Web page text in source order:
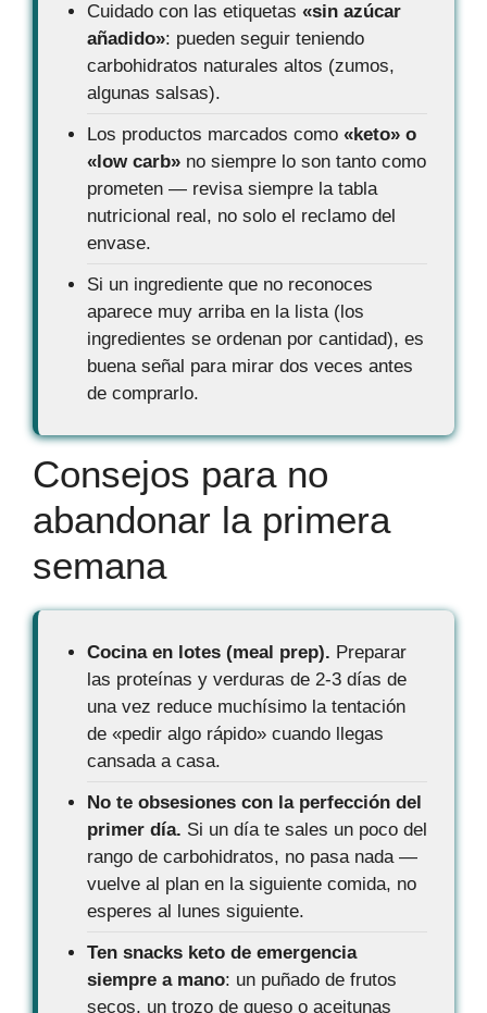
Cuidado con las etiquetas «sin azúcar
añadido»: pueden seguir teniendo
carbohidratos naturales altos (zumos,
algunas salsas).
Los productos marcados como «keto» o
«low carb» no siempre lo son tanto como
prometen — revisa siempre la tabla
nutricional real, no solo el reclamo del
envase.
Si un ingrediente que no reconoces
aparece muy arriba en la lista (los
ingredientes se ordenan por cantidad), es
buena señal para mirar dos veces antes
de comprarlo.
Consejos para no
abandonar la primera
semana
Cocina en lotes (meal prep). Preparar
las proteínas y verduras de 2-3 días de
una vez reduce muchísimo la tentación
de «pedir algo rápido» cuando llegas
cansada a casa.
No te obsesiones con la perfección del
primer día. Si un día te sales un poco del
rango de carbohidratos, no pasa nada —
vuelve al plan en la siguiente comida, no
esperes al lunes siguiente.
Ten snacks keto de emergencia
siempre a mano: un puñado de frutos
secos, un trozo de queso o aceitunas